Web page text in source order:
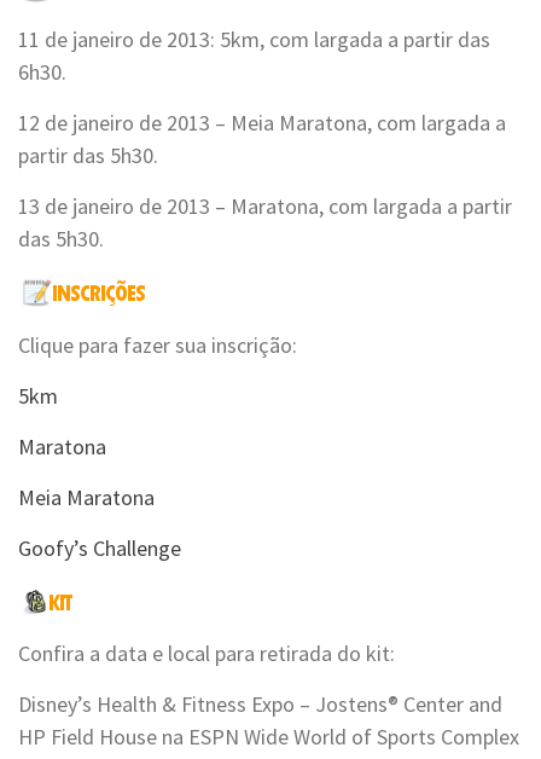
11 de janeiro de 2013: 5km, com largada a partir das
6h30.
12 de janeiro de 2013 – Meia Maratona, com largada a
partir das 5h30.
13 de janeiro de 2013 – Maratona, com largada a partir
das 5h30.
Clique para fazer sua inscrição:
5km
Maratona
Meia Maratona
Goofy’s Challenge
Confira a data e local para retirada do kit:
Disney’s Health & Fitness Expo – Jostens® Center and
HP Field House na ESPN Wide World of Sports Complex